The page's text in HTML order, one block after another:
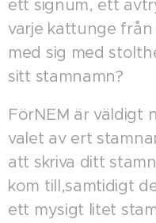
ett signum, ett
varje kattunge
med sig med
sitt stamnamn?
FörNEM är väldigt
valet av ert
att skriva ditt
kom till,samtidigt
ett mysigt litet